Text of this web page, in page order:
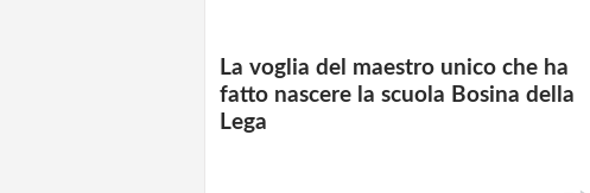
La voglia del maestro unico che ha
fatto nascere la scuola Bosina della
Lega